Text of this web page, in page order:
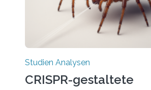
Studien Analysen
CRISPR-gestaltete